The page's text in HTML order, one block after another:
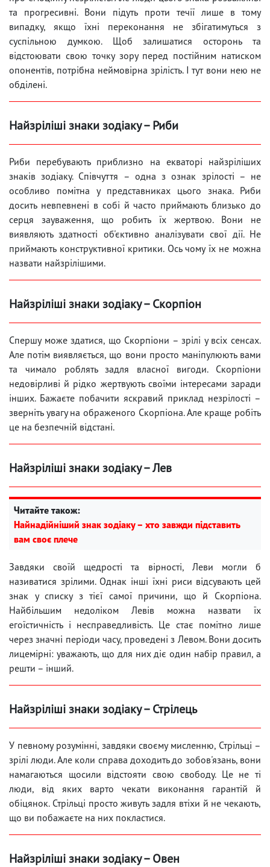
та прогресивні. Вони підуть проти течії лише в тому
випадку, якщо їхні переконання не збігатимуться з
суспільною думкою. Щоб залишатися осторонь та
відстоювати свою точку зору перед постійним натиском
опонентів, потрібна неймовірна зрілість. І тут вони нею не
обділені.
Найзріліші знаки зодіаку – Риби
Риби перебувають приблизно на екваторі найзріліших
знаків зодіаку. Співчуття – одна з ознак зрілості – не
особливо помітна у представниках цього знака. Риби
досить невпевнені в собі й часто приймають близько до
серця зауваження, що робить їх жертвою. Вони не
виявляють здатності об'єктивно аналізувати свої дії. Не
приймають конструктивної критики. Ось чому їх не можна
назвати найзрілішими.
Найзріліші знаки зодіаку – Скорпіон
Спершу може здатися, що Скорпіони – зрілі у всіх сенсах.
Але потім виявляється, що вони просто маніпулюють вами
та чимало роблять задля власної вигоди. Скорпіони
недовірливі й рідко жертвують своїми інтересами заради
інших. Бажаєте побачити яскравий приклад незрілості –
зверніть увагу на ображеного Скорпіона. Але краще робіть
це на безпечній відстані.
Найзріліші знаки зодіаку – Лев
Читайте також:
Найнадійніший знак зодіаку – хто завжди підставить
вам своє плече
Завдяки своїй щедрості та вірності, Леви могли б
називатися зрілими. Однак інші їхні риси відсувають цей
знак у списку з тієї самої причини, що й Скорпіона.
Найбільшим недоліком Левів можна назвати їх
егоїстичність і несправедливість. Це стає помітно лише
через значні періоди часу, проведені з Левом. Вони досить
лицемірні: уважають, що для них діє один набір правил, а
решти – інший.
Найзріліші знаки зодіаку – Стрілець
У певному розумінні, завдяки своєму мисленню, Стрільці –
зрілі люди. Але коли справа доходить до зобов'язань, вони
намагаються щосили відстояти свою свободу. Це не ті
люди, від яких варто чекати виконання гарантій й
обіцянок. Стрільці просто живуть задля втіхи й не чекають,
що ви побажаєте на них покластися.
Найзріліші знаки зодіаку – Овен